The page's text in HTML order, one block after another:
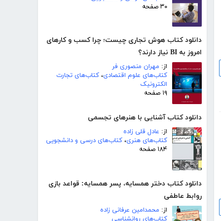
۳۰ صفحه
دانلود کتاب هوش تجاری چیست؛ چرا کسب و‌ کارهای
امروز به BI نیاز دارند؟
از: مهران منصوری فر
کتاب‌های علوم اقتصادی، کتاب‌های تجارت
الکترونیک
۱۹ صفحه
دانلود کتاب آشنایی با هنرهای تجسمی
از: عادل قلی زاده
کتاب‌های هنری، کتاب‌های درسی و دانشجویی
۱۸۴ صفحه
دانلود کتاب دختر همسایه، پسر همسایه: قواعد بازی
روابط عاطفی
از: محمدامین عرفانی زاده
کتاب‌های روانشناسی